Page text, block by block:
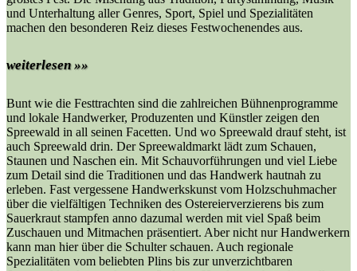
und Unterhaltung aller Genres, Sport, Spiel und Spezialitäten
machen den besonderen Reiz dieses Festwochenendes aus.
weiterlesen »»
Bunt wie die Festtrachten sind die zahlreichen Bühnenprogramme
und lokale Handwerker, Produzenten und Künstler zeigen den
Spreewald in all seinen Facetten. Und wo Spreewald drauf steht, ist
auch Spreewald drin. Der Spreewaldmarkt lädt zum Schauen,
Staunen und Naschen ein. Mit Schauvorführungen und viel Liebe
zum Detail sind die Traditionen und das Handwerk hautnah zu
erleben. Fast vergessene Handwerkskunst vom Holzschuhmacher
über die vielfältigen Techniken des Ostereierverzierens bis zum
Sauerkraut stampfen anno dazumal werden mit viel Spaß beim
Zuschauen und Mitmachen präsentiert. Aber nicht nur Handwerkern
kann man hier über die Schulter schauen. Auch regionale
Spezialitäten vom beliebten Plins bis zur unverzichtbaren